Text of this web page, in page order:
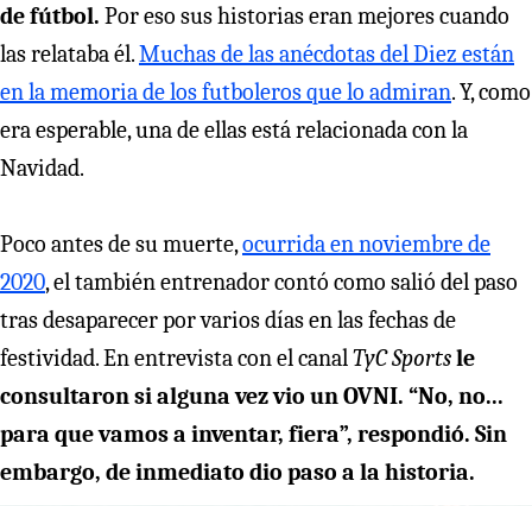
de fútbol. Por eso sus historias eran mejores cuando
las relataba él.Muchas de las anécdotas del Diez están
en la memoria de los futbolerosque lo admiran. Y, como
era esperable, una de ellas está relacionada con la
Navidad.
Poco antes de su muerte,ocurrida en noviembre de
2020, el también entrenador contó como salió del paso
tras desaparecer por varios días en las fechas de
festividad. En entrevista con el canalTyC Sportsle
consultaron si alguna vez vio un OVNI. “No, no...
para que vamos a inventar, fiera”, respondió. Sin
embargo, de inmediato dio paso a la historia.